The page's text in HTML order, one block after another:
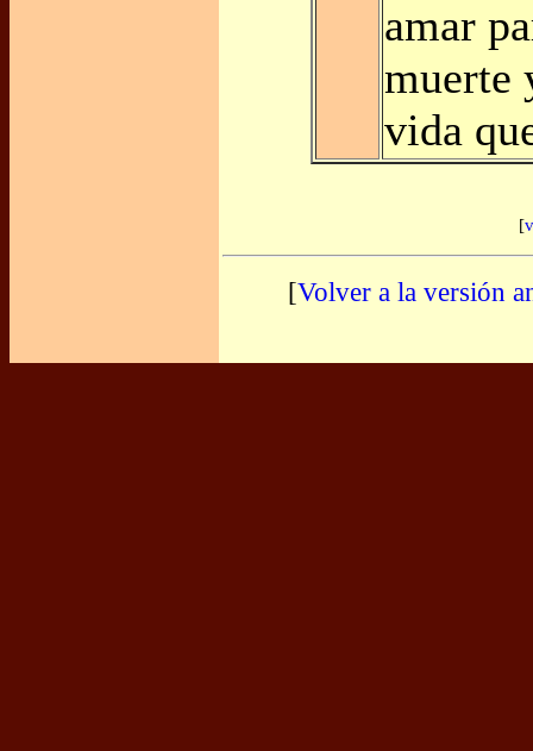
amar
muerte
vida
[
[Volver a la versión